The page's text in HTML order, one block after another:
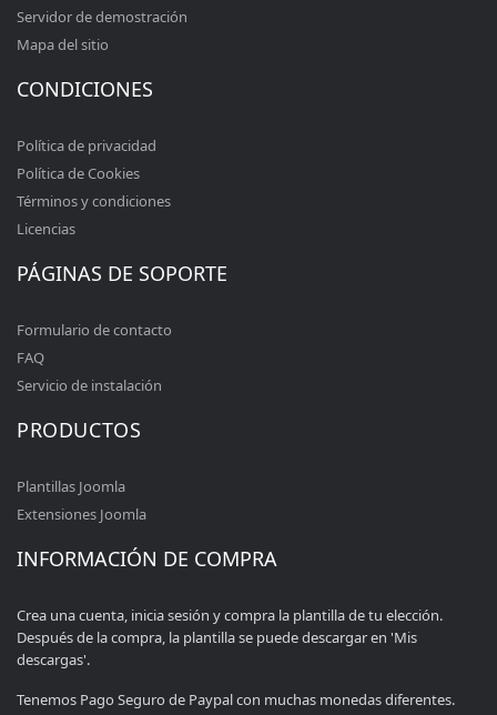
Servidor de demostración
Mapa del sitio
CONDICIONES
Política de privacidad
Política de Cookies
Términos y condiciones
Licencias
PÁGINAS DE SOPORTE
Formulario de contacto
FAQ
Servicio de instalación
PRODUCTOS
Plantillas Joomla
Extensiones Joomla
INFORMACIÓN DE COMPRA
Crea una cuenta, inicia sesión y compra la plantilla de tu elección.
Después de la compra, la plantilla se puede descargar en 'Mis
descargas'.
Tenemos Pago Seguro de Paypal con muchas monedas diferentes.